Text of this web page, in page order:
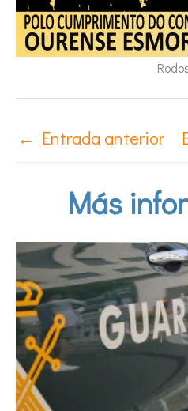
← Entrada anterior
Más